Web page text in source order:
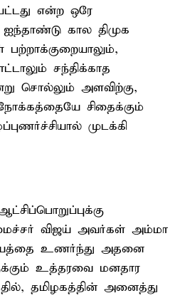
என்ற ஒரே
கால திமுக
சந்திக்காத
சொல்லும் அளவிற்கு,
சிதைக்கும்
முடக்கி
விஜய் அவர்கள் அம்மா
உணர்ந்து அதனை
உத்தரவை மனதார
தமிழகத்தின் அனைத்து